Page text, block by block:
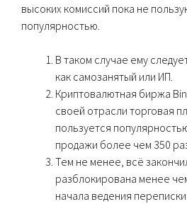
высоких комиссий пока не
популярностью.
В таком случае ему
как самозанятый или ИП.
Криптовалютная биржа
своей отрасли торговая
пользуется
продажи более чем 350
Тем не менее, всё
разблокирована менее
начала ведения